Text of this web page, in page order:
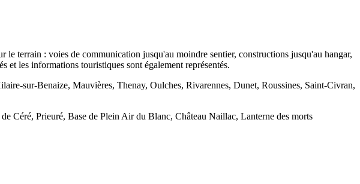
terrain : voies de communication jusqu'au moindre sentier, constructions jusqu'au hangar,
et les informations touristiques sont également représentés.
sur-Benaize, Mauvières, Thenay, Oulches, Rivarennes, Dunet, Roussines, Saint-Civran,
Céré, Prieuré, Base de Plein Air du Blanc, Château Naillac, Lanterne des morts